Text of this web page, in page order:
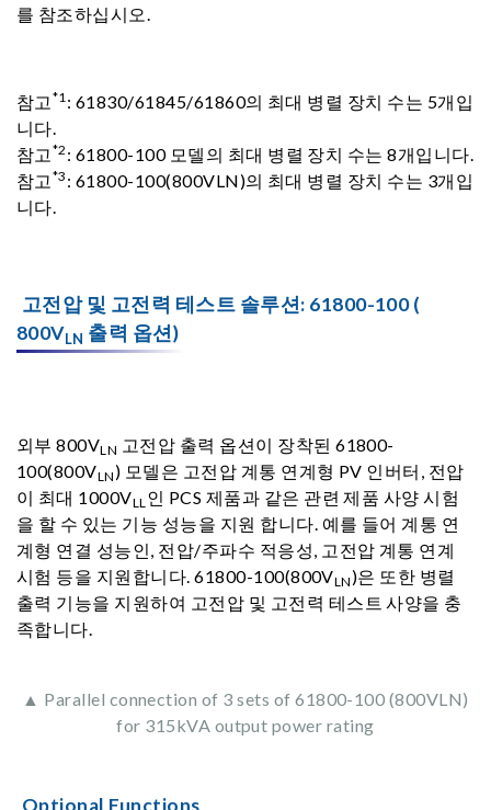
를 참조하십시오.
참고 *1: 61830/61845/61860의 최대 병렬 장치 수는 5개입
니다.
참고 *2 : 61800-100 모델의 최대 병렬 장치 수는 8개입니다.
참고 *3 : 61800-100(800VLN)의 최대 병렬 장치 수는 3개입
니다.
고전압 및 고전력 테스트 솔루션: 61800-100 (
800VLN 출력 옵션)
외부 800VLN 고전압 출력 옵션이 장착된 61800-
100(800VLN ) 모델은 고전압 계통 연계형 PV 인버터, 전압
이 최대 1000VLL인 PCS 제품과 같은 관련 제품 사양 시험
을 할 수 있는 기능 성능을 지원 합니다. 예를 들어 계통 연
계형 연결 성능인, 전압/주파수 적응성, 고전압 계통 연계
시험 등을 지원합니다. 61800-100(800VLN )은 또한 병렬
출력 기능을 지원하여 고전압 및 고전력 테스트 사양을 충
족합니다.
▲ Parallel connection of 3 sets of 61800-100 (800VLN)
for 315kVA output power rating
Optional Functions